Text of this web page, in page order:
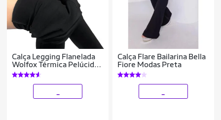
Calça Legging Flanelada
Wolfox Térmica Pelúcida
Quentinha Inverno Tecido
Suplex Feminina
Calça Flare Bailarina Bella
Fiore Modas Preta